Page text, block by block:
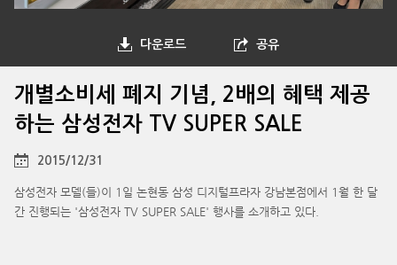
다운로드 공유
개별소비세 폐지 기념, 2배의 혜택 제공
하는 삼성전자 TV SUPER SALE
2015/12/31
삼성전자 모델(들)이 1일 논현동 삼성 디지털프라자 강남본점에서 1월 한 달
간 진행되는 '삼성전자 TV SUPER SALE' 행사를 소개하고 있다.